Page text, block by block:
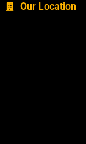
Our Location